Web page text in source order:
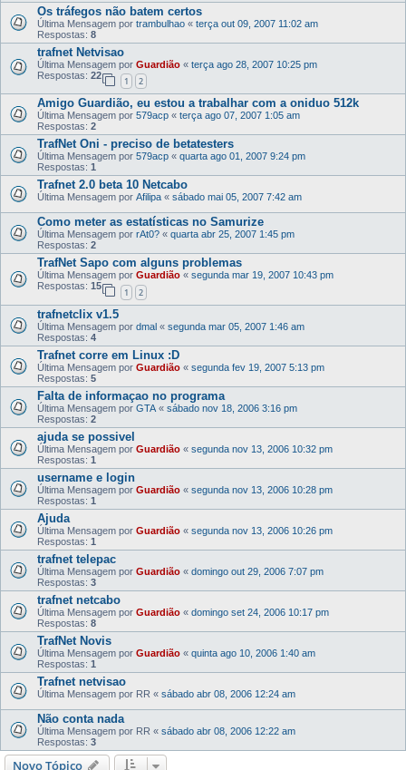
Os tráfegos não batem certos
Última Mensagem por trambulhao « terça out 09, 2007 11:02 am
Respostas: 8
trafnet Netvisao
Última Mensagem por Guardião « terça ago 28, 2007 10:25 pm
Respostas: 22
1 2
Amigo Guardião, eu estou a trabalhar com a oniduo 512k
Última Mensagem por 579acp « terça ago 07, 2007 1:05 am
Respostas: 2
TrafNet Oni - preciso de betatesters
Última Mensagem por 579acp « quarta ago 01, 2007 9:24 pm
Respostas: 1
Trafnet 2.0 beta 10 Netcabo
Última Mensagem por Afilipa « sábado mai 05, 2007 7:42 am
Como meter as estatísticas no Samurize
Última Mensagem por rAt0? « quarta abr 25, 2007 1:45 pm
Respostas: 2
TrafNet Sapo com alguns problemas
Última Mensagem por Guardião « segunda mar 19, 2007 10:43 pm
Respostas: 15
1 2
trafnetclix v1.5
Última Mensagem por dmal « segunda mar 05, 2007 1:46 am
Respostas: 4
Trafnet corre em Linux :D
Última Mensagem por Guardião « segunda fev 19, 2007 5:13 pm
Respostas: 5
Falta de informaçao no programa
Última Mensagem por GTA « sábado nov 18, 2006 3:16 pm
Respostas: 2
ajuda se possivel
Última Mensagem por Guardião « segunda nov 13, 2006 10:32 pm
Respostas: 1
username e login
Última Mensagem por Guardião « segunda nov 13, 2006 10:28 pm
Respostas: 1
Ajuda
Última Mensagem por Guardião « segunda nov 13, 2006 10:26 pm
Respostas: 1
trafnet telepac
Última Mensagem por Guardião « domingo out 29, 2006 7:07 pm
Respostas: 3
trafnet netcabo
Última Mensagem por Guardião « domingo set 24, 2006 10:17 pm
Respostas: 8
TrafNet Novis
Última Mensagem por Guardião « quinta ago 10, 2006 1:40 am
Respostas: 1
Trafnet netvisao
Última Mensagem por RR « sábado abr 08, 2006 12:24 am
Não conta nada
Última Mensagem por RR « sábado abr 08, 2006 12:22 am
Respostas: 3
Novo Tópico